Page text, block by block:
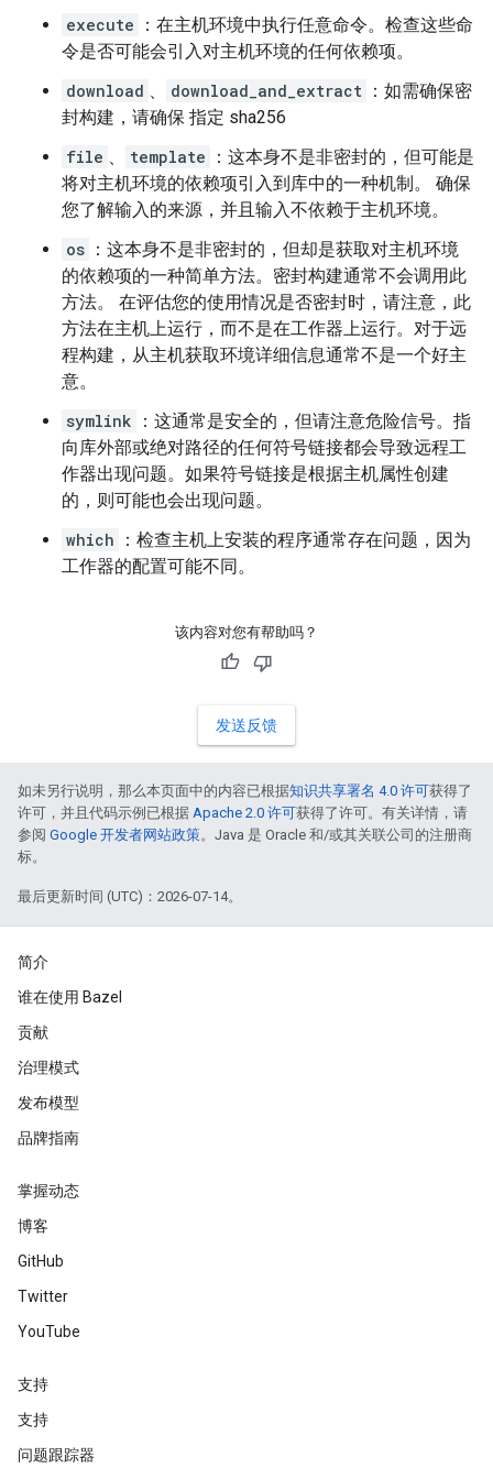
execute
：在主机环境中执行任意命令。检查这些命
令是否可能会引入对主机环境的任何依赖项。
download 、 download_and_extract ：如需确保密
封构建，请确保 指定 sha256
file 、 template
：这本身不是非密封的，但可能是
将对主机环境的依赖项引入到库中的一种机制。 确保
您了解输入的来源，并且输入不依赖于主机环境。
os ：这本身不是非密封的，但却是获取对主机环境
的依赖项的一种简单方法。密封构建通常不会调用此
方法。 在评估您的使用情况是否密封时，请注意，此
方法在主机上运行，而不是在工作器上运行。对于远
程构建，从主机获取环境详细信息通常不是一个好主
意。
symlink
：这通常是安全的，但请注意危险信号。指
向库外部或绝对路径的任何符号链接都会导致远程工
作器出现问题。如果符号链接是根据主机属性创建
的，则可能也会出现问题。
which
：检查主机上安装的程序通常存在问题，因为
工作器的配置可能不同。
该内容对您有帮助吗？
发送反馈
如未另行说明，那么本页面中的内容已根据知识共享署名 4.0 许可获得了
许可，并且代码示例已根据 Apache 2.0 许可获得了许可。有关详情，请
参阅 Google 开发者网站政策。Java 是 Oracle 和/或其关联公司的注册商
标。
最后更新时间 (UTC)：2026-07-14。
简介
谁在使用 Bazel
贡献
治理模式
发布模型
品牌指南
掌握动态
博客
GitHub
Twitter
YouTube
支持
支持
问题跟踪器